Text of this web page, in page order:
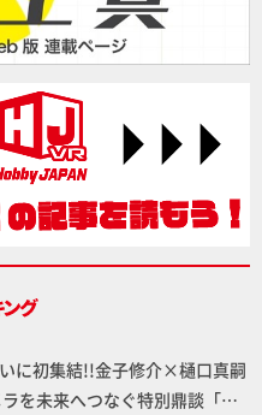
に初集結!!金子修介×樋口真嗣
を未来へつなぐ特別鼎談「ガ